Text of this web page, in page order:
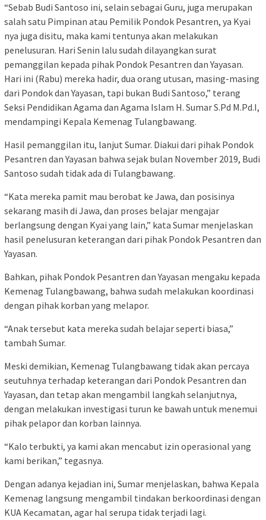
“Sebab Budi Santoso ini, selain sebagai Guru, juga merupakan
salah satu Pimpinan atau Pemilik Pondok Pesantren, ya Kyai
nya juga disitu, maka kami tentunya akan melakukan
penelusuran. Hari Senin lalu sudah dilayangkan surat
pemanggilan kepada pihak Pondok Pesantren dan Yayasan.
Hari ini (Rabu) mereka hadir, dua orang utusan, masing-masing
dari Pondok dan Yayasan, tapi bukan Budi Santoso,” terang
Seksi Pendidikan Agama dan Agama Islam H. Sumar S.Pd M.Pd.I,
mendampingi Kepala Kemenag Tulangbawang.
Hasil pemanggilan itu, lanjut Sumar. Diakui dari pihak Pondok
Pesantren dan Yayasan bahwa sejak bulan November 2019, Budi
Santoso sudah tidak ada di Tulangbawang.
“Kata mereka pamit mau berobat ke Jawa, dan posisinya
sekarang masih di Jawa, dan proses belajar mengajar
berlangsung dengan Kyai yang lain,” kata Sumar menjelaskan
hasil penelusuran keterangan dari pihak Pondok Pesantren dan
Yayasan.
Bahkan, pihak Pondok Pesantren dan Yayasan mengaku kepada
Kemenag Tulangbawang, bahwa sudah melakukan koordinasi
dengan pihak korban yang melapor.
“Anak tersebut kata mereka sudah belajar seperti biasa,”
tambah Sumar.
Meski demikian, Kemenag Tulangbawang tidak akan percaya
seutuhnya terhadap keterangan dari Pondok Pesantren dan
Yayasan, dan tetap akan mengambil langkah selanjutnya,
dengan melakukan investigasi turun ke bawah untuk menemui
pihak pelapor dan korban lainnya.
“Kalo terbukti, ya kami akan mencabut izin operasional yang
kami berikan,” tegasnya.
Dengan adanya kejadian ini, Sumar menjelaskan, bahwa Kepala
Kemenag langsung mengambil tindakan berkoordinasi dengan
KUA Kecamatan, agar hal serupa tidak terjadi lagi.